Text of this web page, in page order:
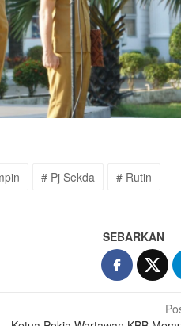
# Pj Sekda
# Rutin
SEBARKAN